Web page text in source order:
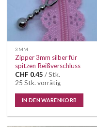
3MM
Zipper 3mm silber für
spitzen Reißverschluss
CHF 0.45 / Stk.
25 Stk. vorrätig
IN DEN WARENKORB